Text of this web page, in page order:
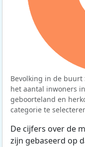
Bevolking in de
het aantal inwoners
geboorteland en
categorie te
De cijfers over de
zijn gebaseerd op